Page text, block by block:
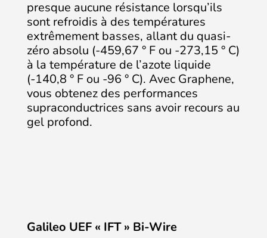
presque aucune résistance lorsqu’ils
sont refroidis à des températures
extrêmement basses, allant du quasi-
zéro absolu (-459,67 ° F ou -273,15 ° C)
à la température de l’azote liquide
(-140,8 ° F ou -96 ° C). Avec Graphene,
vous obtenez des performances
supraconductrices sans avoir recours au
gel profond.
Galileo UEF « IFT » Bi-Wire